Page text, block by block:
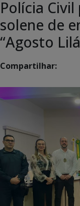
Polícia
solene de
“Agosto
Compartilhar: